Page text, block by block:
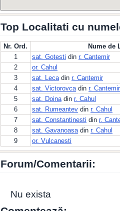
Top Localitati cu
Nr. Ord.
Nume de
1
sat. Gotesti din r. Cantemir
2
or. Cahul
3
sat. Lecadin r. Cantemir
4
sat. Victorovcadin r. Cantemir
5
sat. Doinadin r. Cahul
6
sat. Rumeantev din r. Cahul
7
sat. Constantinesti din r.
8
sat. Gavanoasadin r. Cahul
9
or. Vulcanesti
Forum/Comentarii:
Nu exista